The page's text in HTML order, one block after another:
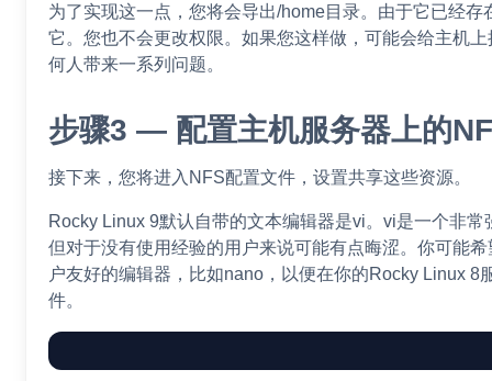
为了实现这一点，您将会导出/home目录。由于它已经存
它。您也不会更改权限。如果您这样做，可能会给主机
何人带来一系列问题。
步骤3 — 配置主机服务器上的
接下来，您将进入NFS配置文件，设置共享这些资源。
Rocky Linux 9默认自带的文本编辑器是vi。vi是一个非常
但对于没有使用经验的用户来说可能有点晦涩。你可能
户友好的编辑器，比如nano，以便在你的Rocky Linux 8
件。